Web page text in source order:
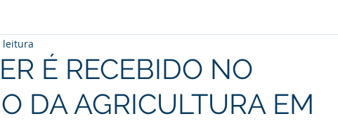
É RECEBIDO NO
DA AGRICULTURA EM
leitura